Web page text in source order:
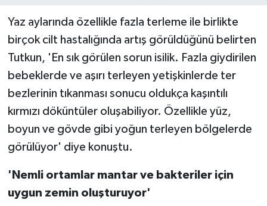
Yaz aylarında özellikle fazla terleme ile birlikte
birçok cilt hastalığında artış görüldüğünü belirten
Tutkun, 'En sık görülen sorun isilik. Fazla giydirilen
bebeklerde ve aşırı terleyen yetişkinlerde ter
bezlerinin tıkanması sonucu oldukça kaşıntılı
kırmızı döküntüler oluşabiliyor. Özellikle yüz,
boyun ve gövde gibi yoğun terleyen bölgelerde
görülüyor' diye konuştu.
'Nemli ortamlar mantar ve bakteriler için
uygun zemin oluşturuyor'